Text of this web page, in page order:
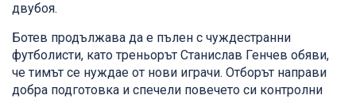
двубоя.
Ботев продължава да е пълен с чуждестранни
футболисти, като треньорът Станислав Генчев обяви,
че тимът се нуждае от нови играчи. Отборът направи
добра подготовка и спечели повечето си контролни